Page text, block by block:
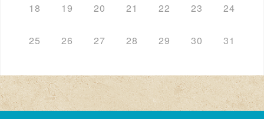
18 19 20 21 22 23 24
25 26 27 28 29 30 31